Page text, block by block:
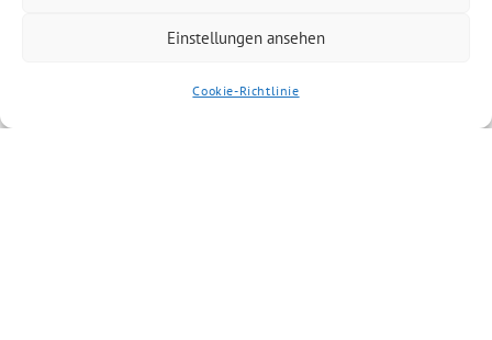
Einstellungen ansehen
Cookie-Richtlinie